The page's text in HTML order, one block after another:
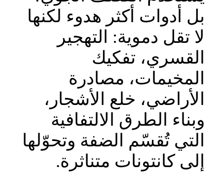
بل أدوات أكثر هدوء لكنها
لا تقل دموية: التهجير
القسري، تفكيك
المخيمات، مصادرة
الأراضي، خلع الأشجار،
وبناء الطرق الالتفافية
التي تُقسّم الضفة وتحوّلها
إلى كانتونات متناثرة.